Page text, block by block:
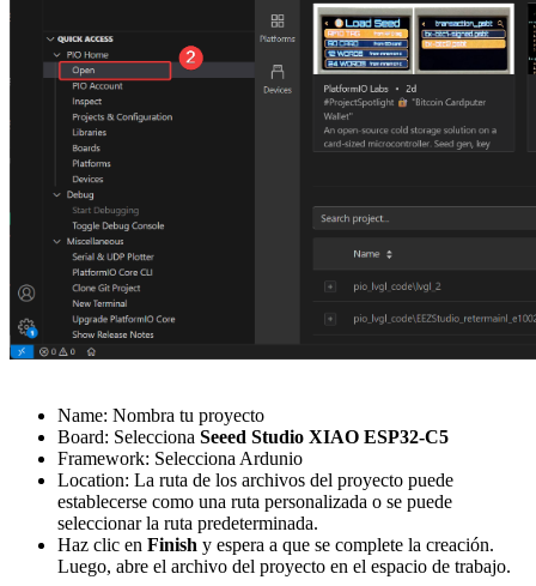
Name: Nombra tu proyecto
Board: Selecciona Seeed Studio XIAO ESP32-C5
Framework: Selecciona Ardunio
Location: La ruta de los archivos del proyecto puede
establecerse como una ruta personalizada o se puede
seleccionar la ruta predeterminada.
Haz clic en Finish y espera a que se complete la creación.
Luego, abre el archivo del proyecto en el espacio de trabajo.